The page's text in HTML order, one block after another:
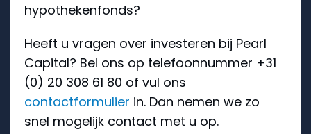
hypothekenfonds?
Heeft u vragen over investeren bij Pearl
Capital? Bel ons op telefoonnummer +31
(0) 20 308 61 80 of vul ons
contactformulier in. Dan nemen we zo
snel mogelijk contact met u op.